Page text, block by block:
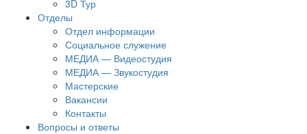
3D Тур
Отделы
Отдел информации
Социальное служение
МЕДИА — Видеостудия
МЕДИА — Звукостудия
Мастерские
Вакансии
Контакты
Вопросы и ответы